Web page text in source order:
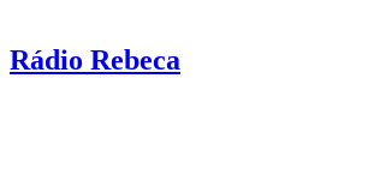
Rádio Rebeca